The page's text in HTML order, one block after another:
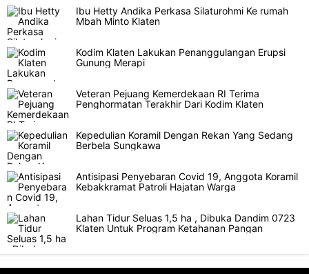
Ibu Hetty Andika Perkasa Silaturohmi Ke rumah
Mbah Minto Klaten
Kodim Klaten Lakukan Penanggulangan Erupsi
Gunung Merapi
Veteran Pejuang Kemerdekaan RI Terima
Penghormatan Terakhir Dari Kodim Klaten
Kepedulian Koramil Dengan Rekan Yang Sedang
Berbela Sungkawa
Antisipasi Penyebaran Covid 19, Anggota Koramil
Kebakkramat Patroli Hajatan Warga
Lahan Tidur Seluas 1,5 ha , Dibuka Dandim 0723
Klaten Untuk Program Ketahanan Pangan